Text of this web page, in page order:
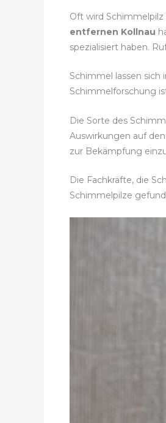
Oft wird
entfernen Kollnau
spezialisiert haben.
Schimmel lassen
Schimmelforschung
Die Sorte des
Auswirkungen auf
zur Bekämpfung
Die Fachkräfte, die
Schimmelpilze